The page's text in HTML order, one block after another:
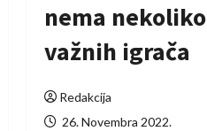
nema nekoliko
važnih igrača
Redakcija
26. Novembra 2022.